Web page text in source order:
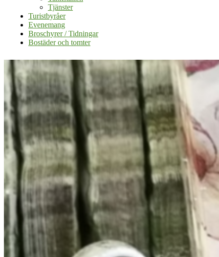
Tjänster
Turistbyråer
Evenemang
Broschyrer / Tidningar
Bostäder och tomter